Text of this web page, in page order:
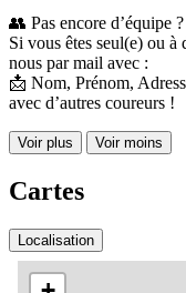
👥 Pas encore d’équipe ?
Si vous êtes seul(e) ou à
nous par mail avec :
📩 Nom, Prénom,
avec d’autres coureurs !
Voir plus Voir moins
Cartes
Localisation